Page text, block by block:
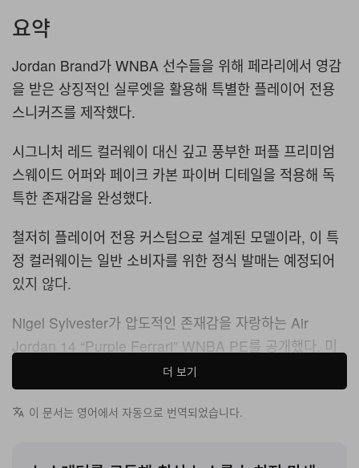
요약
Jordan Brand가 WNBA 선수들을 위해 페라리에서 영감
을 받은 상징적인 실루엣을 활용해 특별한 플레이어 전용
스니커즈를 제작했다.
시그니처 레드 컬러웨이 대신 깊고 풍부한 퍼플 프리미엄
스웨이드 어퍼와 페이크 카본 파이버 디테일을 적용해 독
특한 존재감을 완성했다.
철저히 플레이어 전용 커스텀으로 설계된 모델이라, 이 특
정 컬러웨이는 일반 소비자를 위한 정식 발매는 예정되어
있지 않다.
Nigel Sylvester가 압도적인 존재감을 자랑하는 Air
Jordan 14 “Purple Ferrari” WNBA PE를 공개했다. 미
국 여자프로농구(WNBA)의 엘리트 선수들을 기념하기 위
해 특별 설계된 이 희소한 플레이어 전용 모델은, Michael
Jordan이 사랑한 이탈리아 럭셔리 스포츠카에서 영감을
에 즉시 투입 가능한 컬러 팔레트를 입혔다.
더 보기
이 문서는 영어에서 자동으로 번역되었습니다.